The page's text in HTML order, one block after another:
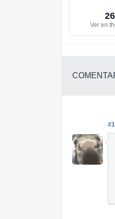
Ver en
#1